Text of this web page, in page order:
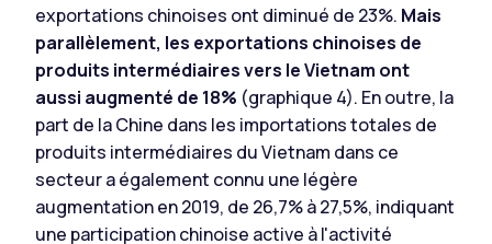
exportations chinoises ont diminué de 23%. Mais
parallèlement, les exportations chinoises de
produits intermédiaires vers le Vietnam ont
aussi augmenté de 18% (graphique 4). En outre, la
part de la Chine dans les importations totales de
produits intermédiaires du Vietnam dans ce
secteur a également connu une légère
augmentation en 2019, de 26,7% à 27,5%, indiquant
une participation chinoise active à l'activité